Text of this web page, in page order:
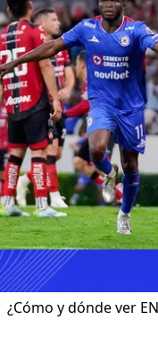
¿Cómo y dónde ver